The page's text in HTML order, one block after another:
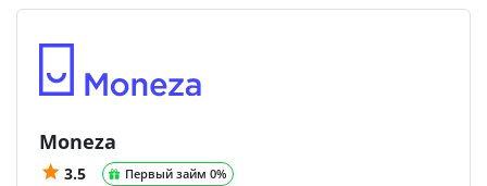
Moneza
3.5 Первый займ 0%